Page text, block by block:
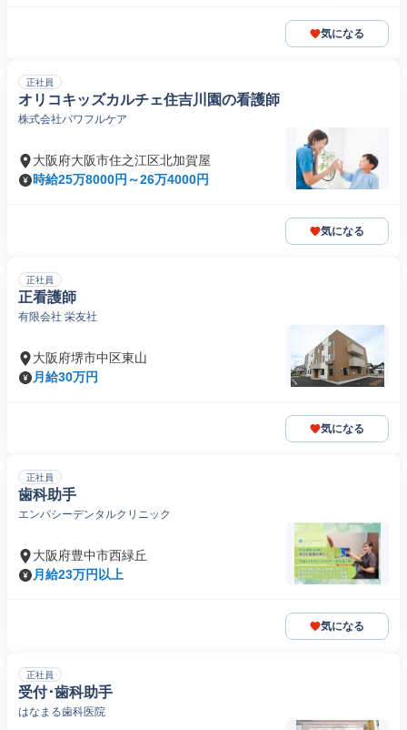
気になる
正社員
オリコキッズカルチェ住吉川園の看護師
株式会社パワフルケア
大阪府大阪市住之江区北加賀屋
時給25万8000円～26万4000円
気になる
正社員
正看護師
有限会社 栄友社
大阪府堺市中区東山
月給30万円
気になる
正社員
歯科助手
エンパシーデンタルクリニック
大阪府豊中市西緑丘
月給23万円以上
気になる
正社員
受付･歯科助手
はなまる歯科医院